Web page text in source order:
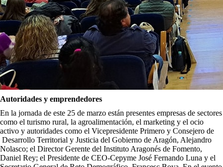
Autoridades y emprendedores
En la jornada de este 25 de marzo están presentes empresas de sectores
como el turismo rural, la agroalimentación, el marketing y el ocio
activo y autoridades como el Vicepresidente Primero y Consejero de
Desarrollo Territorial y Justicia del Gobierno de Aragón, Alejandro
Nolasco; el Director Gerente del Instituto Aragonés de Fomento,
Daniel Rey; el Presidente de CEO-Cepyme José Fernando Luna y el